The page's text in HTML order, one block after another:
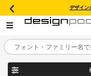
デザイン